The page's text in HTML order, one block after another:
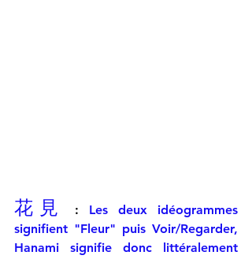
花見 : Les deux idéogrammes
signifient "Fleur" puis Voir/Regarder,
Hanami signifie donc littéralement